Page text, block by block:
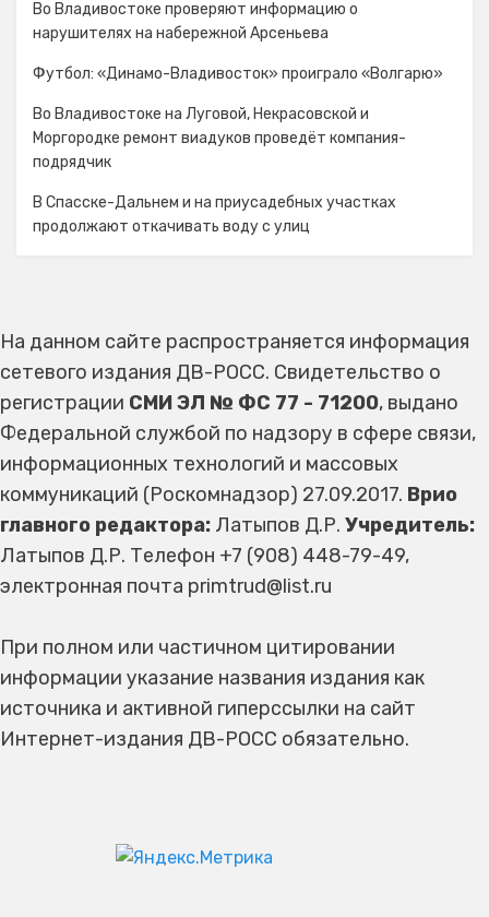
Во Владивостоке проверяют информацию о
нарушителях на набережной Арсеньева
Футбол: «Динамо-Владивосток» проиграло «Волгарю»
Во Владивостоке на Луговой, Некрасовской и
Моргородке ремонт виадуков проведёт компания-
подрядчик
В Спасске-Дальнем и на приусадебных участках
продолжают откачивать воду с улиц
На данном сайте распространяется информация
сетевого издания ДВ-РОСС. Свидетельство о
регистрации СМИ ЭЛ № ФС 77 - 71200, выдано
Федеральной службой по надзору в сфере связи,
информационных технологий и массовых
коммуникаций (Роскомнадзор) 27.09.2017. Врио
главного редактора: Латыпов Д.Р. Учредитель:
Латыпов Д.Р. Телефон +7 (908) 448-79-49,
электронная почта primtrud@list.ru
При полном или частичном цитировании
информации указание названия издания как
источника и активной гиперссылки на сайт
Интернет-издания ДВ-РОСС обязательно.